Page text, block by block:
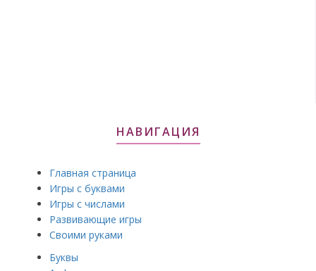
НАВИГАЦИЯ
Главная страница
Игры с буквами
Игры с числами
Развивающие игры
Своими руками
Буквы